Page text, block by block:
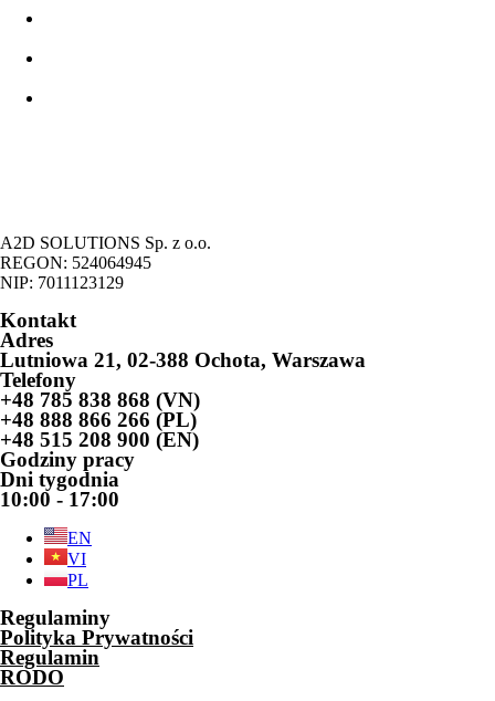
A2D SOLUTIONS Sp. z o.o.
REGON: 524064945
NIP: 7011123129
Kontakt
Adres
Lutniowa 21, 02-388 Ochota, Warszawa
Telefony
+48 785 838 868 (VN)
+48 888 866 266 (PL)
+48 515 208 900 (EN)
Godziny pracy
Dni tygodnia
10:00 - 17:00
EN
VI
PL
Regulaminy
Polityka Prywatności
Regulamin
RODO